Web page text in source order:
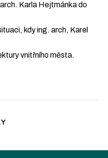
Karla Hejtmánka do
kdy ing. arch, Karel
vnitřního města.